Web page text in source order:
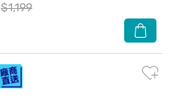
$1,199